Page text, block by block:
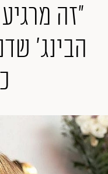
"זה
הבינג'